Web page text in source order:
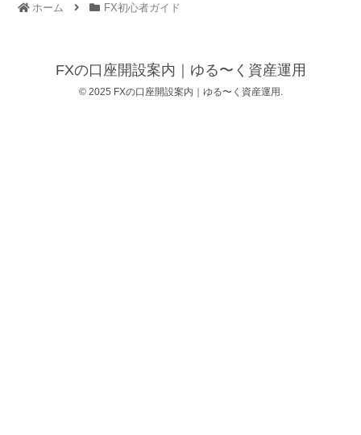
ホーム FX初心者ガイド
FXの口座開設案内｜ゆる〜く資産運用
© 2025 FXの口座開設案内｜ゆる〜く資産運用.